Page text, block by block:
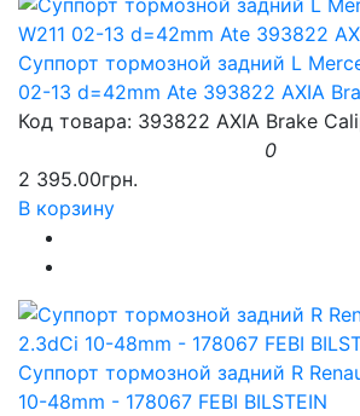
Суппорт тормозной задний L
02-13 d=42mm Ate 393822 AXIA
Код товара: 393822 AXIA Brake
0
2 395.00грн.
В корзину
Суппорт тормозной задний R
10-48mm - 178067 FEBI BILSTEIN